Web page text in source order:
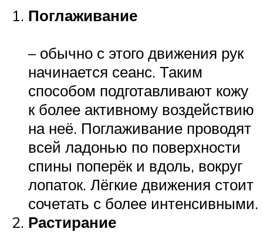
Поглаживание
– обычно с этого движения рук
начинается сеанс. Таким
способом подготавливают кожу
к более активному воздействию
на неё. Поглаживание проводят
всей ладонью по поверхности
спины поперёк и вдоль, вокруг
лопаток. Лёгкие движения стоит
сочетать с более интенсивными.
Растирание